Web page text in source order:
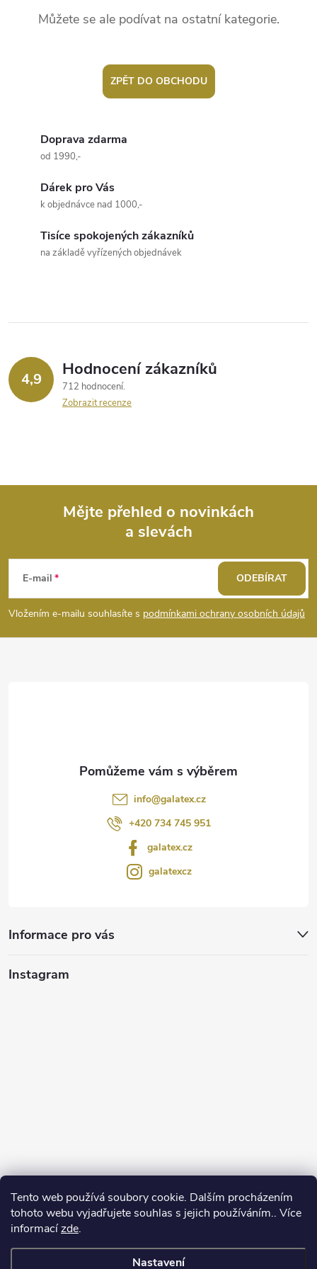
Tento web používá soubory cookie. Dalším procházením
tohoto webu vyjadřujete souhlas s jejich používáním.. Více
informacízde.
Nastavení
Můžete se ale podívat na ostatní kategorie.
ZPĚT DO OBCHODU
Doprava zdarma
od 1990,-
Dárek pro Vás
k objednávce nad 1000,-
Tisíce spokojených zákazníků
na základě vyřízených objednávek
4,9 Hodnocení zákazníků
712 hodnocení
Zobrazit recenze
p
a
Mějte přehled o novinkách
a slevách
E-mail
Vložením e-mailu souhlasíte s podmínkami ochrany osobních údajů
ODEBÍRAT
info@galatex.cz
+420 734 745 951
galatex.cz
galatexcz
Informace pro vás
Instagram
Sledovat na Instagramu